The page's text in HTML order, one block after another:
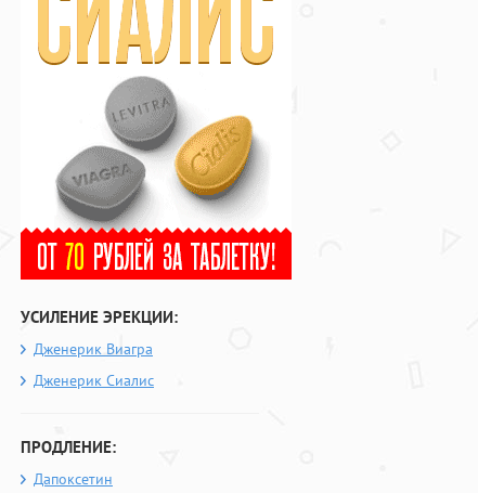
УСИЛЕНИЕ ЭРЕКЦИИ:
Дженерик Виагра
Дженерик Сиалис
ПРОДЛЕНИЕ:
Дапоксетин